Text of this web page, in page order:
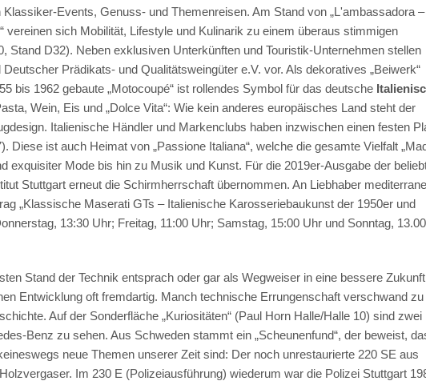
Events, Genuss- und Themenreisen. Am Stand von „L'ambassadora –
vereinen sich Mobilität, Lifestyle und Kulinarik zu einem überaus stimmigen
Stand D32). Neben exklusiven Unterkünften und Touristik-Unternehmen stellen
Prädikats- und Qualitätsweingüter e.V. vor. Als dekoratives „Beiwerk“
bis 1962 gebaute „Motocoupé“ ist rollendes Symbol für das deutsche
Wein, Eis und „Dolce Vita“: Wie kein anderes europäisches Land steht der
Italienische Händler und Markenclubs haben inzwischen einen festen
Diese ist auch Heimat von „Passione Italiana“, welche die gesamte Vielfalt
exquisiter Mode bis hin zu Musik und Kunst. Für die 2019er-Ausgabe der
Stuttgart erneut die Schirmherrschaft übernommen. An Liebhaber
„Klassische Maserati GTs – Italienische Karosseriebaukunst der 1950er und
13:30 Uhr; Freitag, 11:00 Uhr; Samstag, 15:00 Uhr und Sonntag, 13.00
Stand der Technik entsprach oder gar als Wegweiser in eine bessere Zukunft
Entwicklung oft fremdartig. Manch technische Errungenschaft verschwand zu
Auf der Sonderfläche „Kuriositäten“ (Paul Horn Halle/Halle 10) sind zwei
Benz zu sehen. Aus Schweden stammt ein „Scheunenfund“, der beweist,
neue Themen unserer Zeit sind: Der noch unrestaurierte 220 SE aus
Im 230 E (Polizeiausführung) wiederum war die Polizei Stuttgart